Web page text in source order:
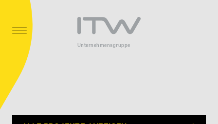
Unternehmensgruppe